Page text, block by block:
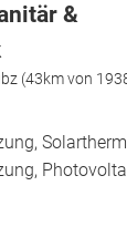
&
(43km von